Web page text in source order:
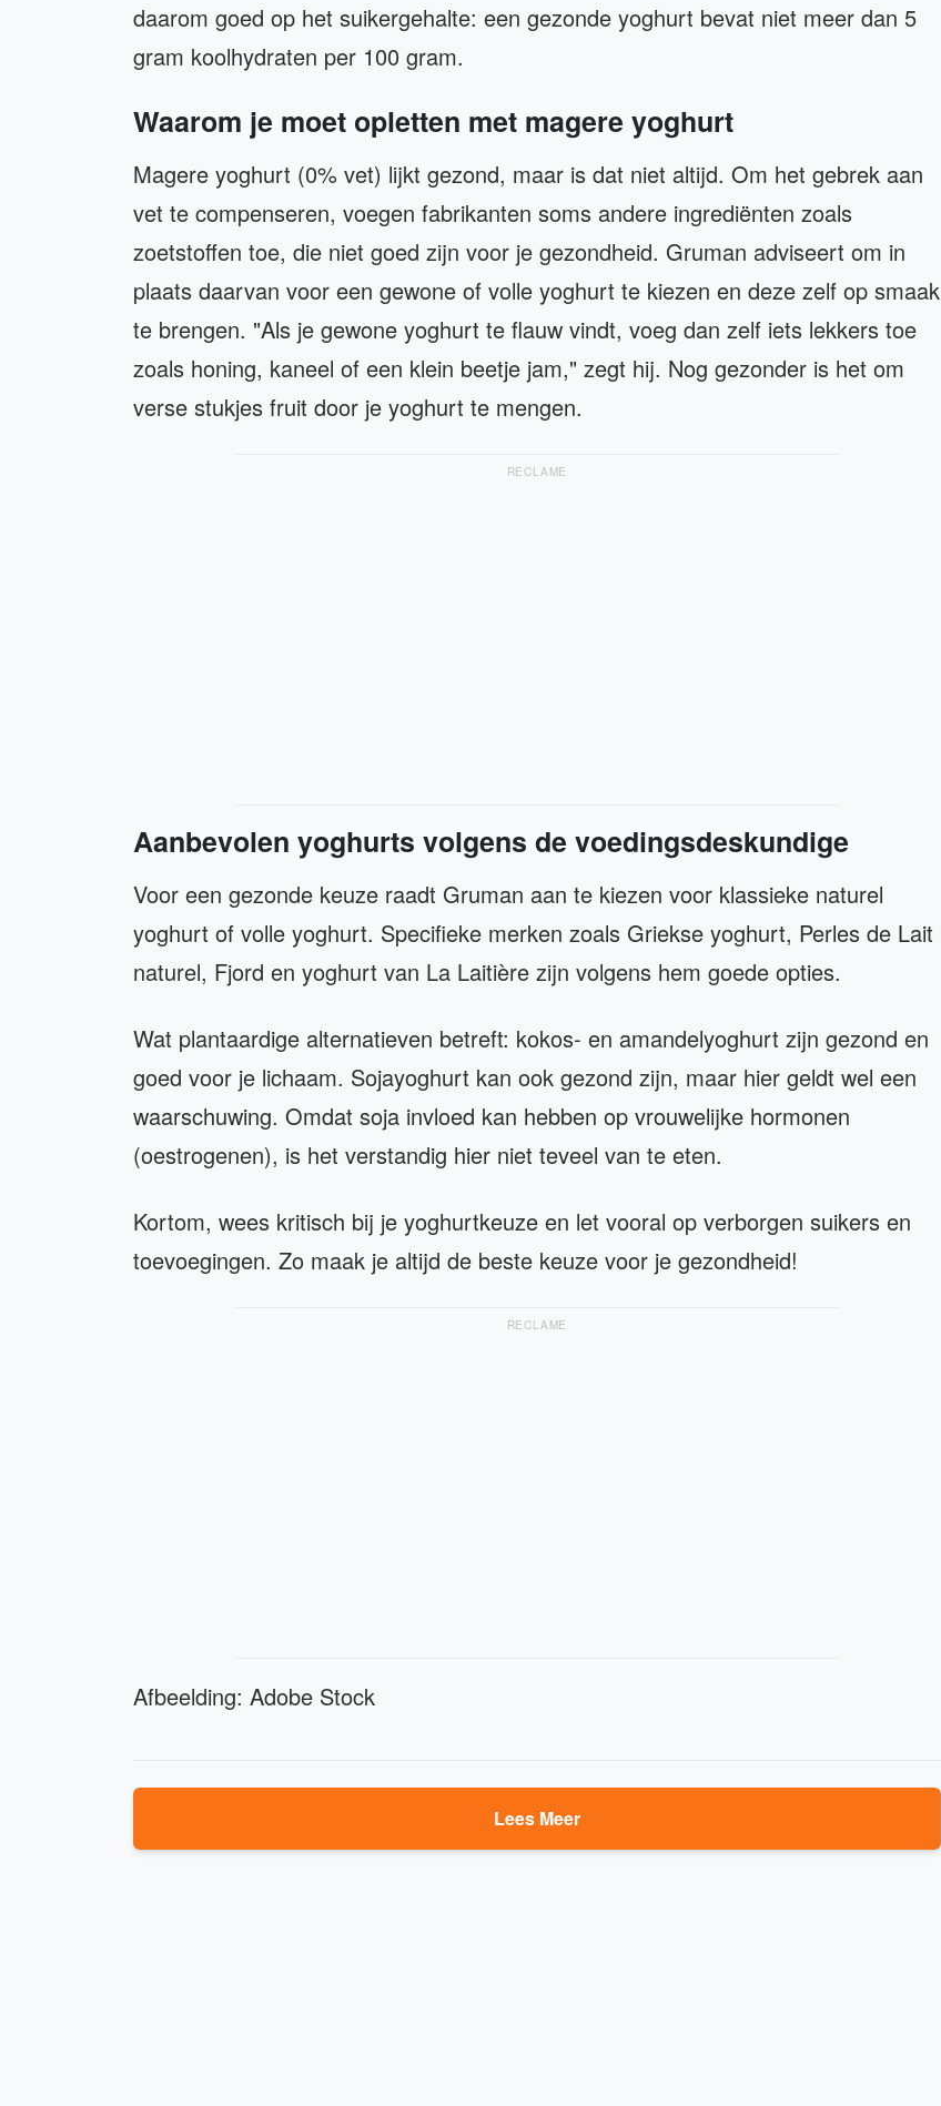
daarom goed op het suikergehalte: een gezonde yoghurt bevat niet meer dan 5
gram koolhydraten per 100 gram.
Waarom je moet opletten met magere yoghurt
Magere yoghurt (0% vet) lijkt gezond, maar is dat niet altijd. Om het gebrek aan
vet te compenseren, voegen fabrikanten soms andere ingrediënten zoals
zoetstoffen toe, die niet goed zijn voor je gezondheid. Gruman adviseert om in
plaats daarvan voor een gewone of volle yoghurt te kiezen en deze zelf op smaak
te brengen. "Als je gewone yoghurt te flauw vindt, voeg dan zelf iets lekkers toe
zoals honing, kaneel of een klein beetje jam," zegt hij. Nog gezonder is het om
verse stukjes fruit door je yoghurt te mengen.
RECLAME
Aanbevolen yoghurts volgens de voedingsdeskundige
Voor een gezonde keuze raadt Gruman aan te kiezen voor klassieke naturel
yoghurt of volle yoghurt. Specifieke merken zoals Griekse yoghurt, Perles de Lait
naturel, Fjord en yoghurt van La Laitière zijn volgens hem goede opties.
Wat plantaardige alternatieven betreft: kokos- en amandelyoghurt zijn gezond en
goed voor je lichaam. Sojayoghurt kan ook gezond zijn, maar hier geldt wel een
waarschuwing. Omdat soja invloed kan hebben op vrouwelijke hormonen
(oestrogenen), is het verstandig hier niet teveel van te eten.
Kortom, wees kritisch bij je yoghurtkeuze en let vooral op verborgen suikers en
toevoegingen. Zo maak je altijd de beste keuze voor je gezondheid!
RECLAME
Afbeelding: Adobe Stock
Lees Meer